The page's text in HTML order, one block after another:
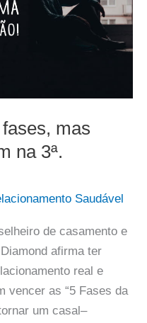
mas
na 3ª.
Saudável
de casamento e
afirma ter
real e
vencer as “5 Fases da
um casal–